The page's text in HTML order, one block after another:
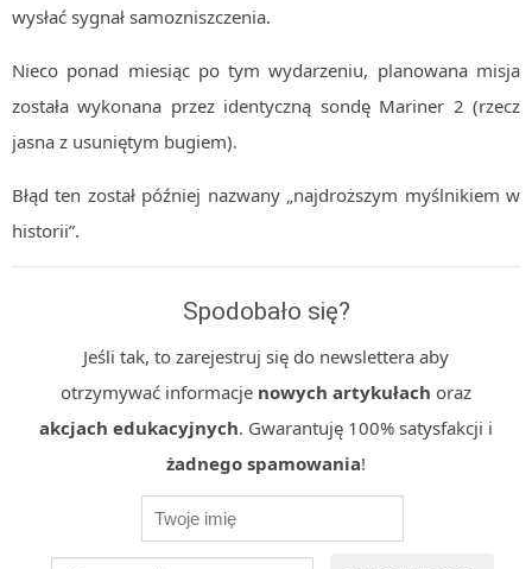
wysłać sygnał samozniszczenia.
Nieco ponad miesiąc po tym wydarzeniu, planowana misja
została wykonana przez identyczną sondę Mariner 2 (rzecz
jasna z usuniętym bugiem).
Błąd ten został później nazwany „najdroższym myślnikiem w
historii”.
Spodobało się?
Jeśli tak, to zarejestruj się do newslettera aby
otrzymywać informacje nowych artykułach oraz
akcjach edukacyjnych. Gwarantuję 100% satysfakcji i
żadnego spamowania!